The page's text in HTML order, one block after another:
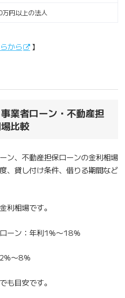
円以上の法人
から 】
業者ローン・不動産担
比較
ン、不動産担保ローンの金利相場
、貸し付け条件、借りる期間など
利相場です。
ーン：年利1%〜18%
〜8%
も目安です。